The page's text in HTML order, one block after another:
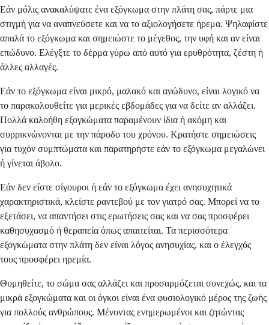
Εάν μόλις ανακαλύψατε ένα εξόγκωμα στην πλάτη σας, πάρτε μια
στιγμή για να αναπνεύσετε και να το αξιολογήσετε ήρεμα. Ψηλαφίστε
απαλά το εξόγκωμα και σημειώστε το μέγεθος, την υφή και αν είναι
επώδυνο. Ελέγξτε το δέρμα γύρω από αυτό για ερυθρότητα, ζέστη ή
άλλες αλλαγές.
Εάν το εξόγκωμα είναι μικρό, μαλακό και ανώδυνο, είναι λογικό να
το παρακολουθείτε για μερικές εβδομάδες για να δείτε αν αλλάζει.
Πολλά καλοήθη εξογκώματα παραμένουν ίδια ή ακόμη και
συρρικνώνονται με την πάροδο του χρόνου. Κρατήστε σημειώσεις
για τυχόν συμπτώματα και παρατηρήστε εάν το εξόγκωμα μεγαλώνει
ή γίνεται άβολο.
Εάν δεν είστε σίγουροι ή εάν το εξόγκωμα έχει ανησυχητικά
χαρακτηριστικά, κλείστε ραντεβού με τον γιατρό σας. Μπορεί να το
εξετάσει, να απαντήσει στις ερωτήσεις σας και να σας προσφέρει
καθησυχασμό ή θεραπεία όπως απαιτείται. Τα περισσότερα
εξογκώματα στην πλάτη δεν είναι λόγος ανησυχίας, και ο έλεγχός
τους προσφέρει ηρεμία.
Θυμηθείτε, το σώμα σας αλλάζει και προσαρμόζεται συνεχώς, και τα
μικρά εξογκώματα και οι όγκοι είναι ένα φυσιολογικό μέρος της ζωής
για πολλούς ανθρώπους. Μένοντας ενημερωμένοι και ζητώντας